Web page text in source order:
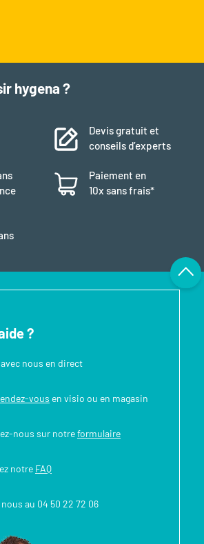
hygena ?
Devis gratuit et
conseils d’experts
Paiement en
10x sans frais*
?
avec nous en direct
vous en visio ou en magasin
nous sur notreformulaire
notre FAQ
au 04 50 22 72 06